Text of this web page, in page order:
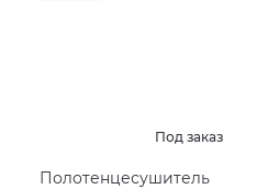
Под заказ
Полотенцесушитель